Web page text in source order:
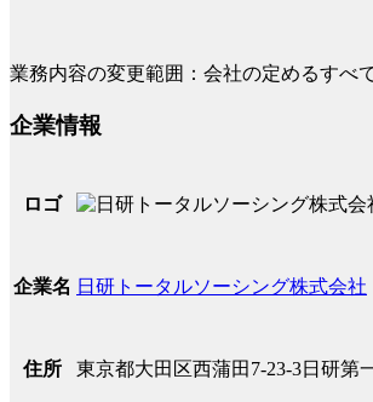
業務内容の変更範囲：会社の定めるすべ
企業情報
ロゴ
企業名 日研トータルソーシング株式会社
住所 東京都大田区西蒲田7-23-3日研第